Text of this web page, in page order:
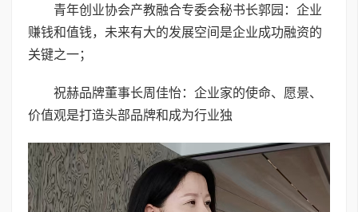
青年创业协会产教融合专委会秘书长郭园：企业
赚钱和值钱，未来有大的发展空间是企业成功融资的
关键之一；
祝赫品牌董事长周佳怡：企业家的使命、愿景、
价值观是打造头部品牌和成为行业独